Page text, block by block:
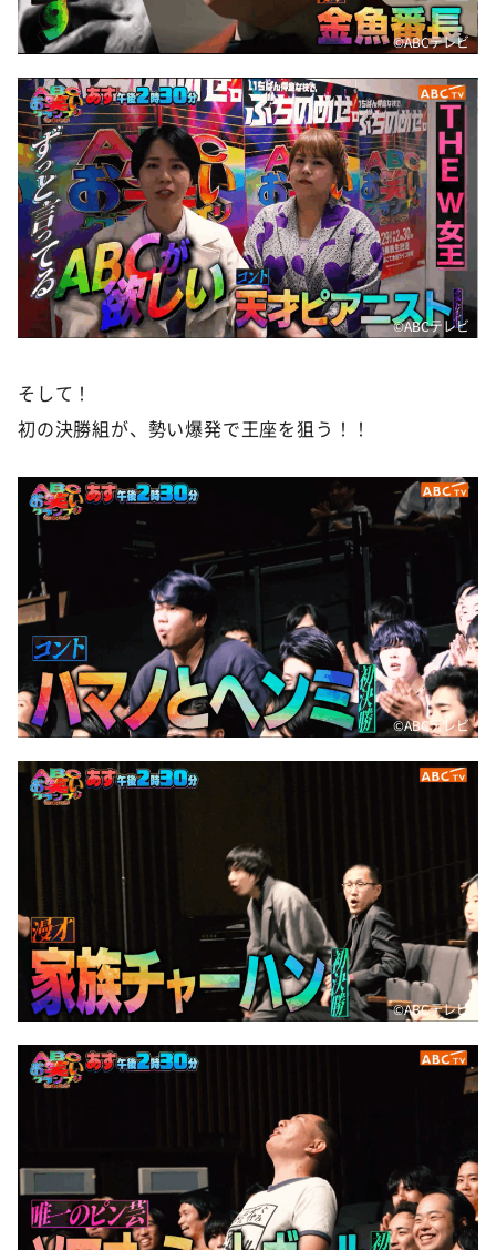
©️ABCテレビ
©️ABCテレビ
そして！
初の決勝組が、勢い爆発で王座を狙う！！
©️ABCテレビ
©️ABCテレビ